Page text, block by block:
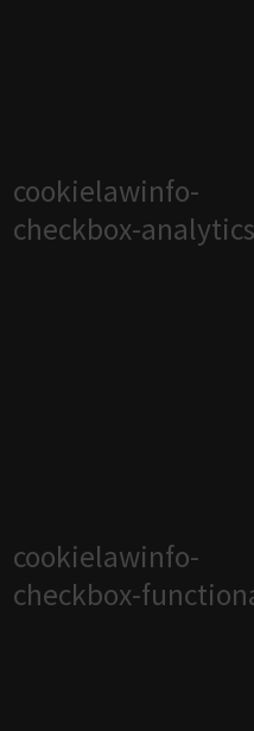
cookielawinfo-
checkbox-analytics
cookielawinfo-
checkbox-